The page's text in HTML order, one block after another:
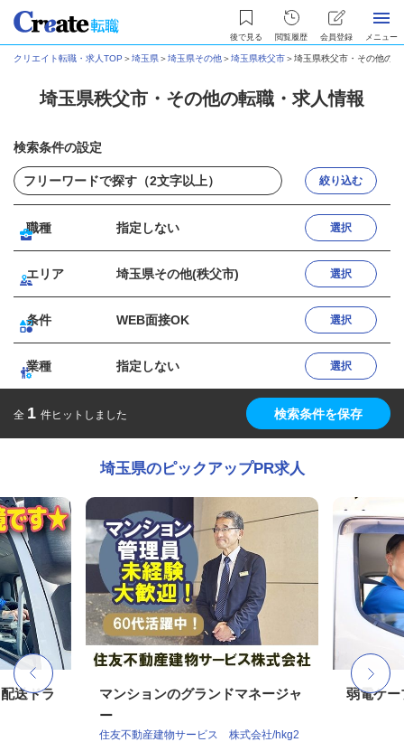
後で見る 閲覧履歴 会員登録 メニュー
クリエイト転職・求人TOP ＞埼玉県＞埼玉県その他＞埼玉県秩父市＞埼玉県秩父市・その他の
埼玉県秩父市・その他の転職・求人情報
検索条件の設定
絞り込む
職種 指定しない 選択
エリア 埼玉県その他(秩父市) 選択
条件 WEB面接OK 選択
業種 指定しない 選択
全 1 件ヒットしました 検索条件を保存
埼玉県のピックアップPR求人
送ドラ
マンションのグランドマネージャ
ー
住友不動産建物サービス 株式会社/hkg2
弱電ケー